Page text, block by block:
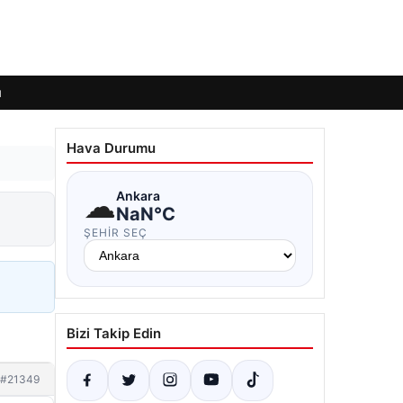
#21349
Hava Durumu
☁Ankara
NaN°C
ŞEHIR SEÇ
Bizi Takip Edin